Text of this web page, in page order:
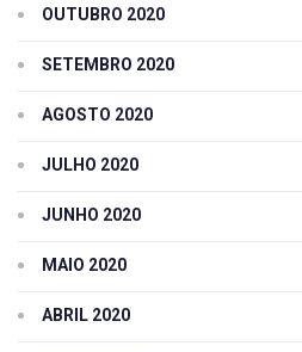
OUTUBRO 2020
SETEMBRO 2020
AGOSTO 2020
JULHO 2020
JUNHO 2020
MAIO 2020
ABRIL 2020